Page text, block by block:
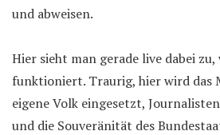
und abweisen.
Hier sieht man gerade live dabei zu,
funktioniert. Traurig, hier wird das
eigene Volk eingesetzt,
und die Souveränität des